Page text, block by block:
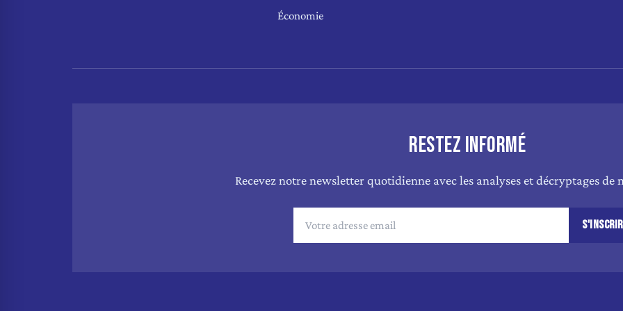
Économie
RESTEZ INFORMÉ
Recevez notre newsletter quotidienne avec les analyses et décryptages de